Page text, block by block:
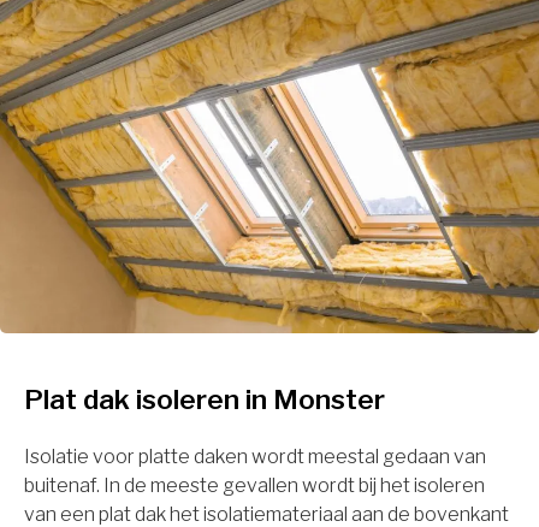
Plat dak isoleren in Monster
Isolatie voor platte daken wordt meestal gedaan van
buitenaf. In de meeste gevallen wordt bij het isoleren
van een plat dak het isolatiemateriaal aan de bovenkant